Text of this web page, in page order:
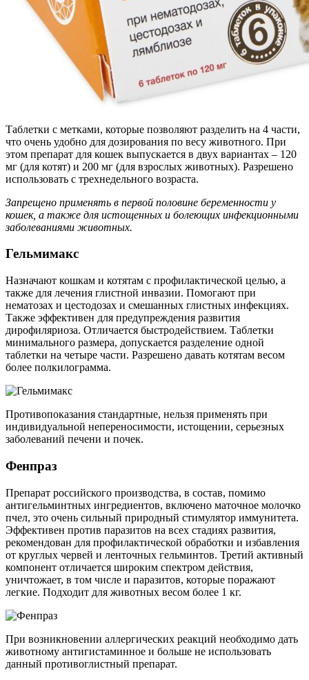
Таблетки с метками, которые позволяют разделить на 4 части,
что очень удобно для дозирования по весу животного. При
этом препарат для кошек выпускается в двух вариантах – 120
мг (для котят) и 200 мг (для взрослых животных). Разрешено
использовать с трехнедельного возраста.
Запрещено применять в первой половине беременности у
кошек, а также для истощенных и болеющих инфекционными
заболеваниями животных.
Гельмимакс
Назначают кошкам и котятам с профилактической целью, а
также для лечения глистной инвазии. Помогают при
нематозах и цестодозах и смешанных глистных инфекциях.
Также эффективен для предупреждения развития
дирофиляриоза. Отличается быстродействием. Таблетки
минимального размера, допускается разделение одной
таблетки на четыре части. Разрешено давать котятам весом
более полкилограмма.
Противопоказания стандартные, нельзя применять при
индивидуальной непереносимости, истощении, серьезных
заболеваний печени и почек.
Фенпраз
Препарат российского производства, в состав, помимо
антигельминтных ингредиентов, включено маточное молочко
пчел, это очень сильный природный стимулятор иммунитета.
Эффективен против паразитов на всех стадиях развития,
рекомендован для профилактической обработки и избавления
от круглых червей и ленточных гельминтов. Третий активный
компонент отличается широким спектром действия,
уничтожает, в том числе и паразитов, которые поражают
легкие. Подходит для животных весом более 1 кг.
При возникновении аллергических реакций необходимо дать
животному антигистаминное и больше не использовать
данный противоглистный препарат.